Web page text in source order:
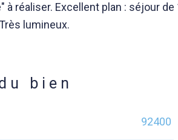
réaliser. Excellent plan : séjour
lumineux.
bien
92400